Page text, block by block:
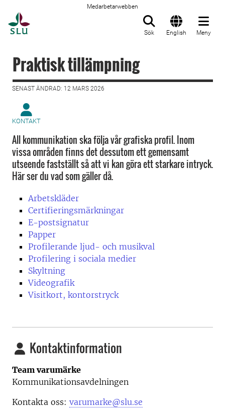
Medarbetarwebben
Sök English Meny
Praktisk tillämpning
SENAST ÄNDRAD: 12 MARS 2026
KONTAKT
All kommunikation ska följa vår grafiska profil. Inom
vissa områden finns det dessutom ett gemensamt
utseende fastställt så att vi kan göra ett starkare intryck.
Här ser du vad som gäller då.
Arbetskläder
Certifieringsmärkningar
E-postsignatur
Papper
Profilerande ljud- och musikval
Profilering i sociala medier
Skyltning
Videografik
Visitkort, kontorstryck
Kontaktinformation
Team varumärke
Kommunikationsavdelningen
Kontakta oss: varumarke@slu.se